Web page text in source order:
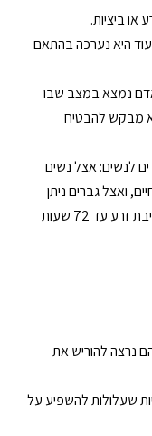
ביציות.
היא נערכה בהתאם
אדם נמצא במצב שבו
מבקש להבטיח
לנשים: אצל נשים
ואצל גברים ניתן
לבצע הפקדת זרע בבנק הזרע או שאיבת זרע עד 72 שעות
נרצה להוריש את
שעלולות להשפיע על